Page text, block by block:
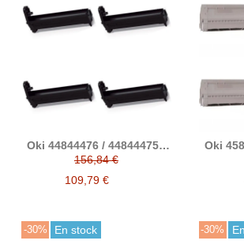
Oki 44844476 / 44844475 /
44844474 / 44844473
tambor compatible ES8453
/ ES8473
156,84 €
109,79 €
Oki
-30% En stock -30%